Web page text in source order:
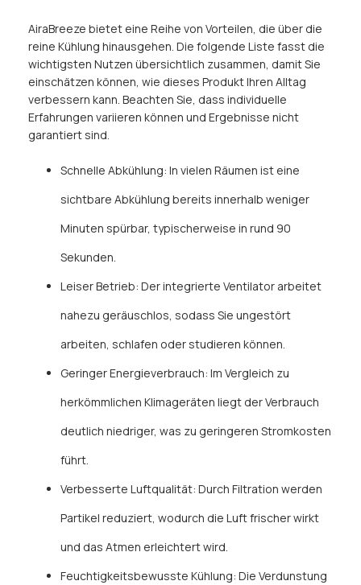
AiraBreeze bietet eine Reihe von Vorteilen, die über die
reine Kühlung hinausgehen. Die folgende Liste fasst die
wichtigsten Nutzen übersichtlich zusammen, damit Sie
einschätzen können, wie dieses Produkt Ihren Alltag
verbessern kann. Beachten Sie, dass individuelle
Erfahrungen variieren können und Ergebnisse nicht
garantiert sind.
Schnelle Abkühlung: In vielen Räumen ist eine
sichtbare Abkühlung bereits innerhalb weniger
Minuten spürbar, typischerweise in rund 90
Sekunden.
Leiser Betrieb: Der integrierte Ventilator arbeitet
nahezu geräuschlos, sodass Sie ungestört
arbeiten, schlafen oder studieren können.
Geringer Energieverbrauch: Im Vergleich zu
herkömmlichen Klimageräten liegt der Verbrauch
deutlich niedriger, was zu geringeren Stromkosten
führt.
Verbesserte Luftqualität: Durch Filtration werden
Partikel reduziert, wodurch die Luft frischer wirkt
und das Atmen erleichtert wird.
Feuchtigkeitsbewusste Kühlung: Die Verdunstung